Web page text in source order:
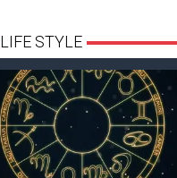
LIFE STYLE